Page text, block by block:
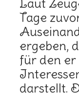
Laut
Tage
ergeben,
für den
darstellt.